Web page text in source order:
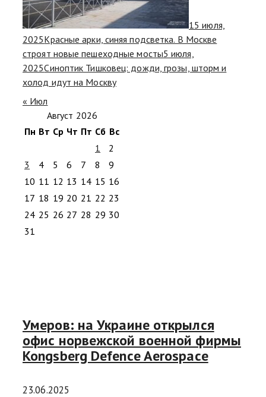
15 июля,
2025Красные арки, синяя подсветка. В Москве
строят новые пешеходные мосты5 июля,
2025Синоптик Тишковец: дожди, грозы, шторм и
холод идут на Москву
« Июл
Август 2026
Пн Вт Ср Чт Пт Сб Вс
1
2
3
4 5 6 7 8
9
10 11 12 13 14 15 16
17 18 19 20 21 22 23
24 25 26 27 28 29 30
31
Умеров: на Украине открылся
офис норвежской военной фирмы
Kongsberg Defence Aerospace
23.06.2025